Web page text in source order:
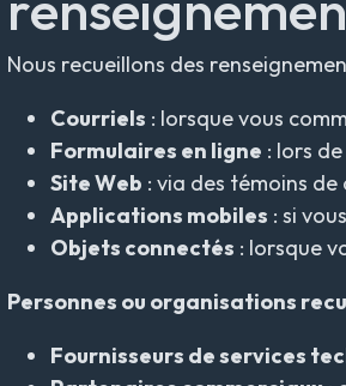
Nous recueillons des
Courriels : lorsque vous
Formulaires en ligne : lors
Site Web : via des témoins de
Applications mobiles : si
Objets connectés : lorsque
Personnes ou organisations
Fournisseurs de services